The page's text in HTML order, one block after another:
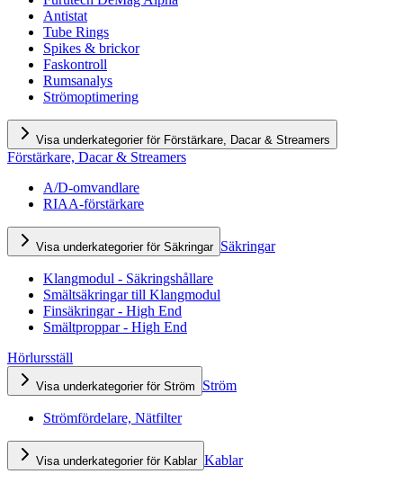
Antistat
Tube Rings
Spikes & brickor
Faskontroll
Rumsanalys
Strömoptimering
Visa underkategorier för Förstärkare, Dacar & Streamers
Förstärkare, Dacar & Streamers
A/D-omvandlare
RIAA-förstärkare
Visa underkategorier för Säkringar Säkringar
Klangmodul - Säkringshållare
Smältsäkringar till Klangmodul
Finsäkringar - High End
Smältproppar - High End
Hörlursställ
Visa underkategorier för Ström Ström
Strömfördelare, Nätfilter
Visa underkategorier för Kablar Kablar